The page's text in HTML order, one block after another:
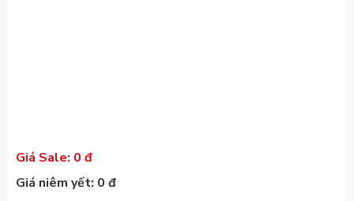
Giá Sale: 0 đ
Giá niêm yết: 0 đ